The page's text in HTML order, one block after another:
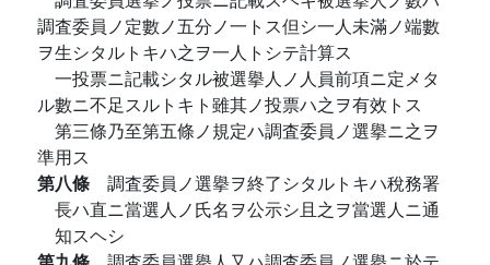
調査委員ノ定數ノ五分ノ一トス但シ一人未滿ノ端數
ヲ生シタルトキハ之ヲ一人トシテ計算ス
一投票ニ記載シタル被選擧人ノ人員前項ニ定メタ
ル數ニ不足スルトキト雖其ノ投票ハ之ヲ有效トス
第三條乃至第五條ノ規定ハ調査委員ノ選擧ニ之ヲ
準用ス
第八條 調査委員ノ選擧ヲ終了シタルトキハ稅務署
長ハ直ニ當選人ノ氏名ヲ公示シ且之ヲ當選人ニ通
知スヘシ